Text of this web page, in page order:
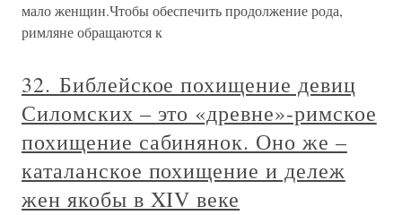
мало женщин.Чтобы обеспечить продолжение рода,
римляне обращаются к
32. Библейское похищение девиц
Силомских – это «древне»-римское
похищение сабинянок. Оно же –
каталанское похищение и дележ
жен якобы в XIV веке